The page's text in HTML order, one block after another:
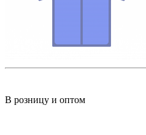
В розницу и оптом